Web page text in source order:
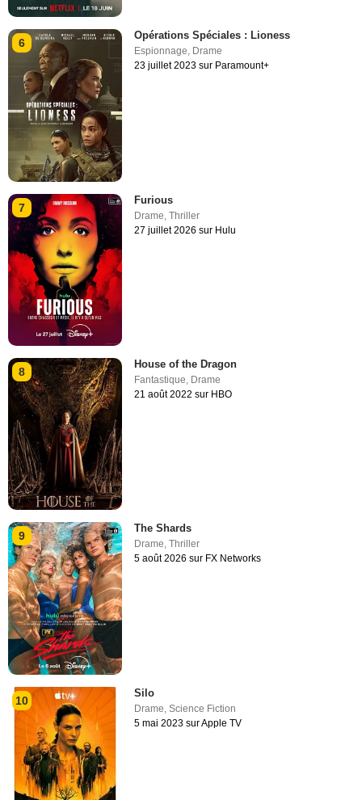
6
Opérations Spéciales : Lioness
Espionnage, Drame
23 juillet 2023 sur Paramount+
7
Furious
Drame ,Thriller
27 juillet 2026 sur Hulu
8
House of the Dragon
Fantastique, Drame
21 août 2022 sur HBO
9
The Shards
Drame,Thriller
5 août 2026 sur FX Networks
10
Silo
Drame ,Science Fiction
5 mai 2023 sur Apple TV